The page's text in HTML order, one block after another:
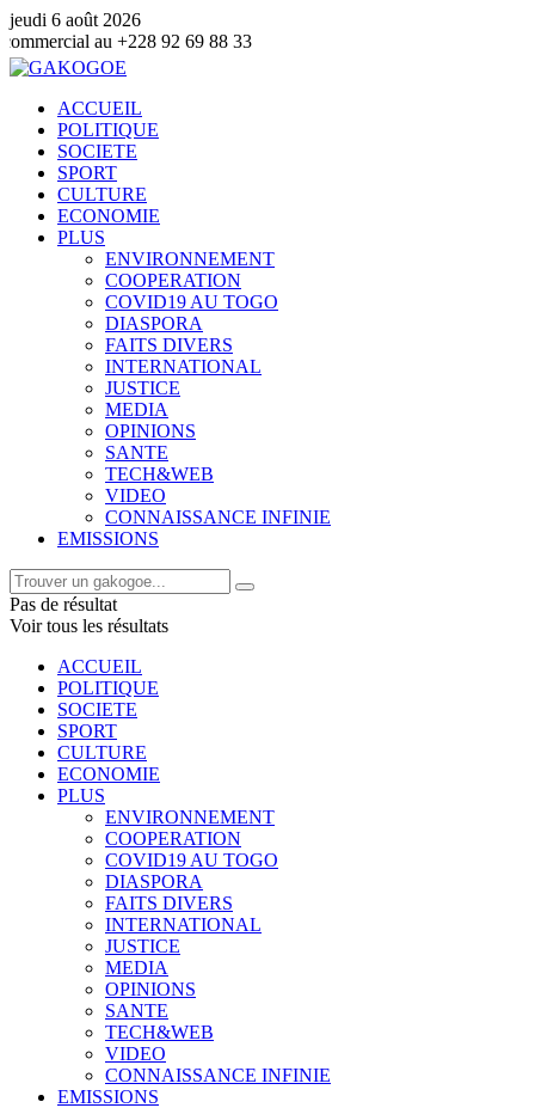
jeudi 6 août 2026
92 69 88 33
ACCUEIL
POLITIQUE
SOCIETE
SPORT
CULTURE
ECONOMIE
PLUS
ENVIRONNEMENT
COOPERATION
COVID19 AU TOGO
DIASPORA
FAITS DIVERS
INTERNATIONAL
JUSTICE
MEDIA
OPINIONS
SANTE
TECH&WEB
VIDEO
CONNAISSANCE INFINIE
EMISSIONS
Pas de résultat
Voir tous les résultats
ACCUEIL
POLITIQUE
SOCIETE
SPORT
CULTURE
ECONOMIE
PLUS
ENVIRONNEMENT
COOPERATION
COVID19 AU TOGO
DIASPORA
FAITS DIVERS
INTERNATIONAL
JUSTICE
MEDIA
OPINIONS
SANTE
TECH&WEB
VIDEO
CONNAISSANCE INFINIE
EMISSIONS